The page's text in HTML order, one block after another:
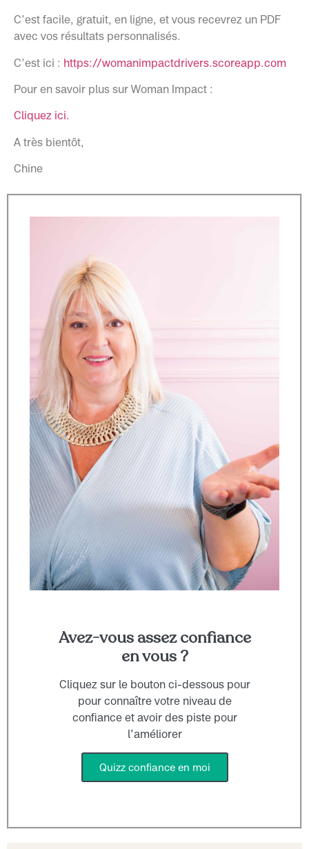
C’est facile, gratuit, en ligne, et vous recevrez un PDF
avec vos résultats personnalisés.
C’est ici : https://womanimpactdrivers.scoreapp.com
Pour en savoir plus sur Woman Impact :
Cliquez ici.
A très bientôt,
Chine
Avez-vous assez confiance
en vous ?
Cliquez sur le bouton ci-dessous pour
pour connaître votre niveau de
confiance et avoir des piste pour
l’améliorer
Quizz confiance en moi